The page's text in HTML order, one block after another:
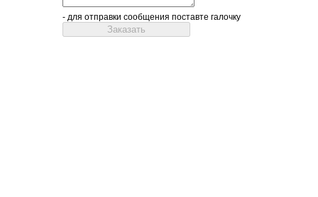
- для отправки сообщения поставте галочку